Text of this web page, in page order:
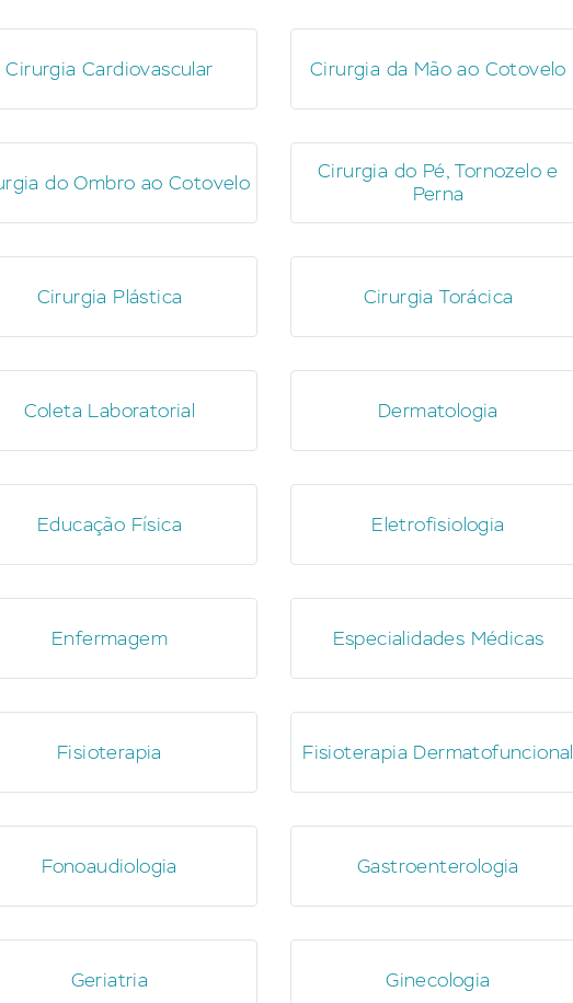
Cirurgia Cardiovascular Cirurgia da Mão ao Cotovelo
do Ombro ao Cotovelo
Cirurgia do Pé, Tornozelo e
Perna
Cirurgia Plástica Cirurgia Torácica
Coleta Laboratorial Dermatologia
Educação Física Eletrofisiologia
Enfermagem Especialidades Médicas
Fisioterapia Fisioterapia Dermatofuncional
Fonoaudiologia Gastroenterologia
Geriatria Ginecologia